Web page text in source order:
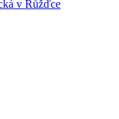
v Růžďce